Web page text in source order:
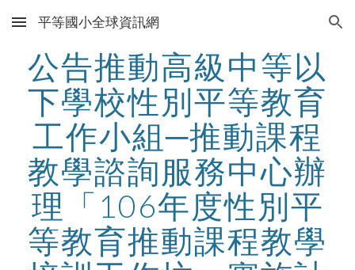
Skip to main content Skip to navigation
平等國小全球資訊網
公告推動高級中等以
下學校性別平等教育
工作小組─推動課程
教學諮詢服務中心辦
理「106年度性別平
等教育推動課程教學